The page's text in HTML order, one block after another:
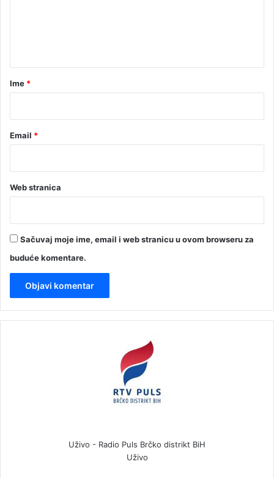
rIme *
Email *
Web stranica
Sačuvaj moje ime, email i web stranicu u ovom browseru za
buduće komentare.
Uživo - Radio Puls Brčko distrikt BiH
Uživo